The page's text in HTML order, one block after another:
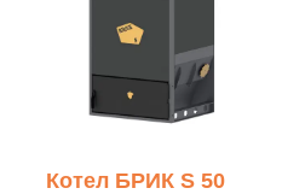
Котел БРИК S 50